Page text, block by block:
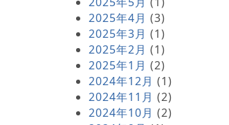
2025年4月 (3)
2025年3月 (1)
2025年2月 (1)
2025年1月 (2)
2024年12月 (1)
2024年11月 (2)
2024年10月 (2)